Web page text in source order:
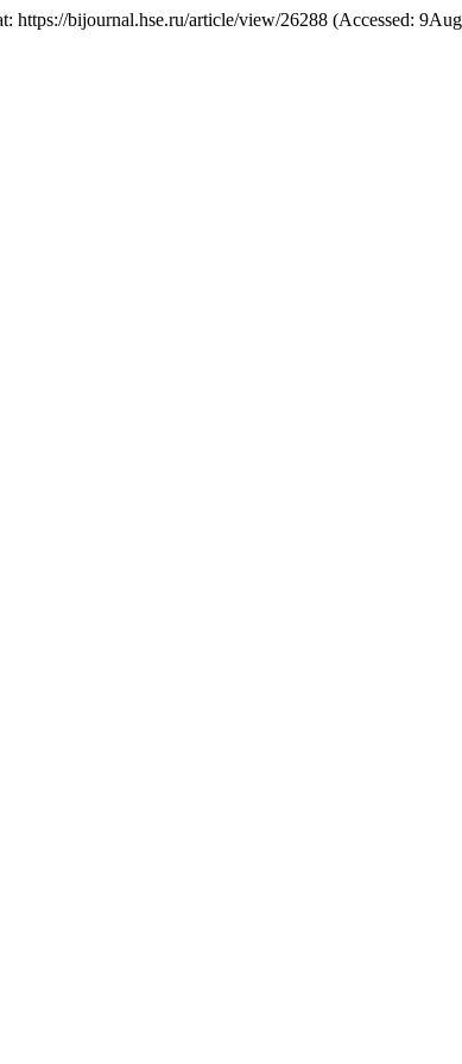
https://bijournal.hse.ru/article/view/26288 (Accessed: